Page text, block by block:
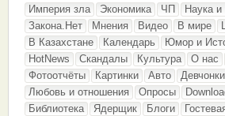
Империя зла Экономика ЧП Наука и
Закона.Нет
Мнения Видео В мире
В Казахстане
Календарь Юмор и
HotNews
Скандалы Культура О нас
Фотоотчёты
Картинки Авто Девчонки
Любовь и отношения
Опросы
Библиотека
Ядерщик Блоги